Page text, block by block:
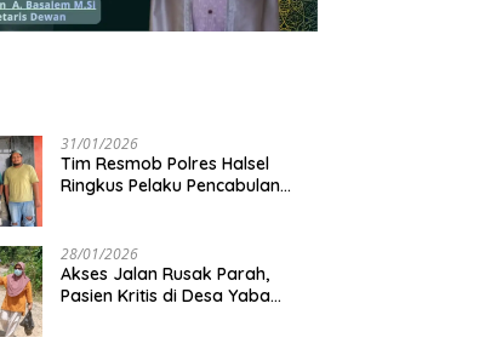
31/01/2026
Tim Resmob Polres Halsel
Ringkus Pelaku Pencabulan
28/01/2026
Akses Jalan Rusak Parah,
Pasien Kritis di Desa Yaba